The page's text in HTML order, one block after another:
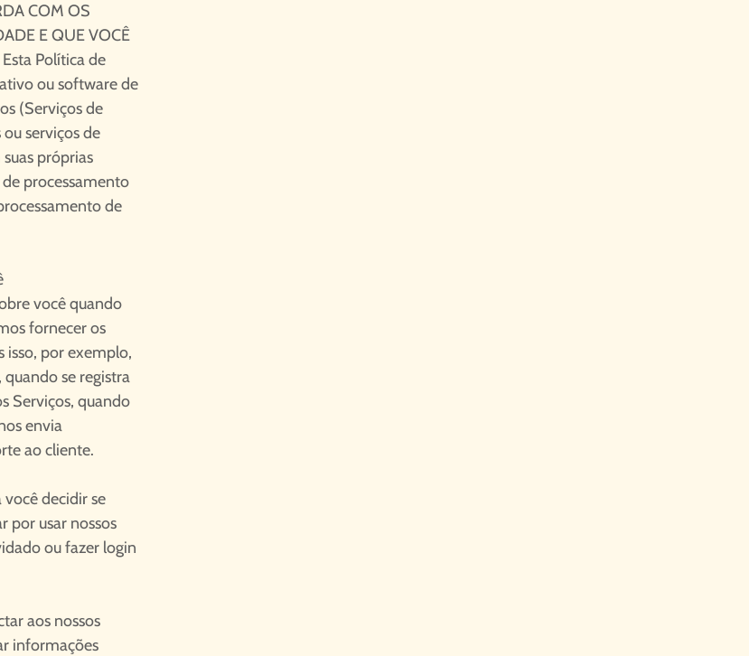
COM OS
E QUE VOCÊ
Política de
ou software de
(Serviços de
serviços de
próprias
processamento
de
você quando
fornecer os
isso, por exemplo,
se registra
Serviços, quando
envia
ao cliente.
decidir se
por usar nossos
ou fazer login
aos nossos
informações